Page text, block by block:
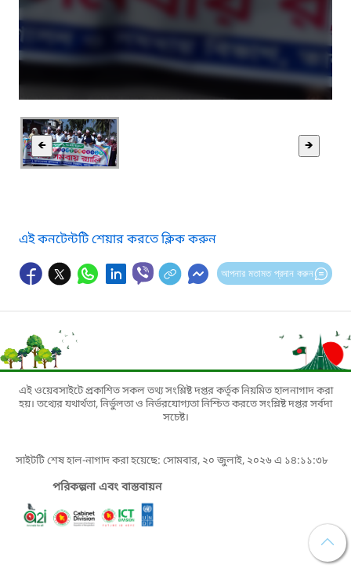
🡸 🡺
এই কনটেন্টটি শেয়ার করতে ক্লিক করুন
আপনার মতামত প্রদান করুন
এই ওয়েবসাইটে প্রকাশিত সকল তথ্য সংশ্লিষ্ট দপ্তর কর্তৃক নিয়মিত হালনাগাদ করা
হয়। তথ্যের যথার্থতা, নির্ভুলতা ও নির্ভরযোগ্যতা নিশ্চিত করতে সংশ্লিষ্ট দপ্তর সর্বদা
সচেষ্ট।
সাইটটি শেষ হাল-নাগাদ করা হয়েছে: সোমবার, ২০ জুলাই, ২০২৬ এ ১৪:১১:৩৮
পরিকল্পনা এবং বাস্তবায়ন